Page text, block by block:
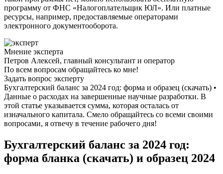
программу от ФНС «Налогоплательщик ЮЛ». Или платные
ресурсы, например, предоставляемые операторами
электронного документооборота.
Мнение эксперта
Петров Алексей, главный консультант и оператор
По всем вопросам обращайтесь ко мне!
Задать вопрос эксперту
Бухгалтерский баланс за 2024 год: форма и образец (скачать) •
Данные о расходах на завершенные научные разработки. В
этой статье указывается сумма, которая осталась от
изначального капитала. Смело обращайтесь со всеми своими
вопросами, я отвечу в течение рабочего дня!
Бухгалтерский баланс за 2024 год:
форма бланка (скачать) и образец 2024